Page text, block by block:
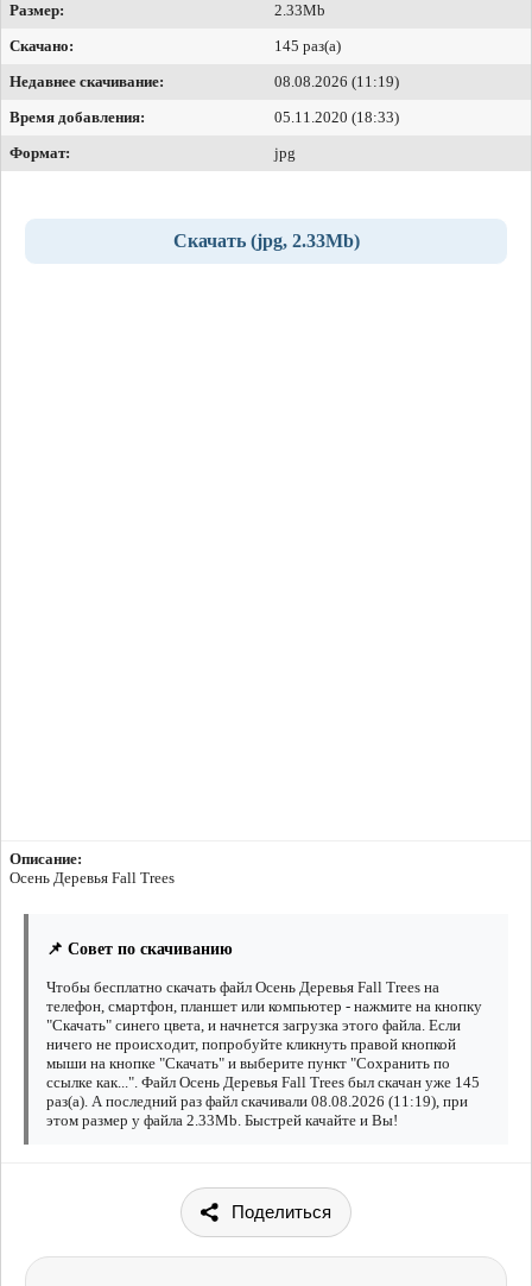
Размер:
2.33Mb
Скачано:
145 раз(а)
Недавнее скачивание:
08.08.2026 (11:19)
Время добавления:
05.11.2020 (18:33)
Формат:
jpg
Скачать (jpg, 2.33Mb)
Описание:
Осень Деревья Fall Trees
📌 Совет по скачиванию
Чтобы бесплатно скачать файл Осень Деревья Fall Trees на
телефон, смартфон, планшет или компьютер - нажмите на кнопку
"Скачать" синего цвета, и начнется загрузка этого файла. Если
ничего не происходит, попробуйте кликнуть правой кнопкой
мыши на кнопке "Скачать" и выберите пункт "Сохранить по
ссылке как...". Файл Осень Деревья Fall Trees был скачан уже 145
раз(а). А последний раз файл скачивали 08.08.2026 (11:19), при
этом размер у файла 2.33Mb. Быстрей качайте и Вы!
Поделиться